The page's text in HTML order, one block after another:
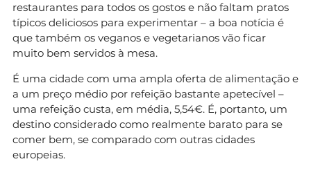
restaurantes para todos os gostos e não faltam pratos
típicos deliciosos para experimentar – a boa notícia é
que também os veganos e vegetarianos vão ficar
muito bem servidos à mesa.
É uma cidade com uma ampla oferta de alimentação e
a um preço médio por refeição bastante apetecível –
uma refeição custa, em média, 5,54€. É, portanto, um
destino considerado como realmente barato para se
comer bem, se comparado com outras cidades
europeias.